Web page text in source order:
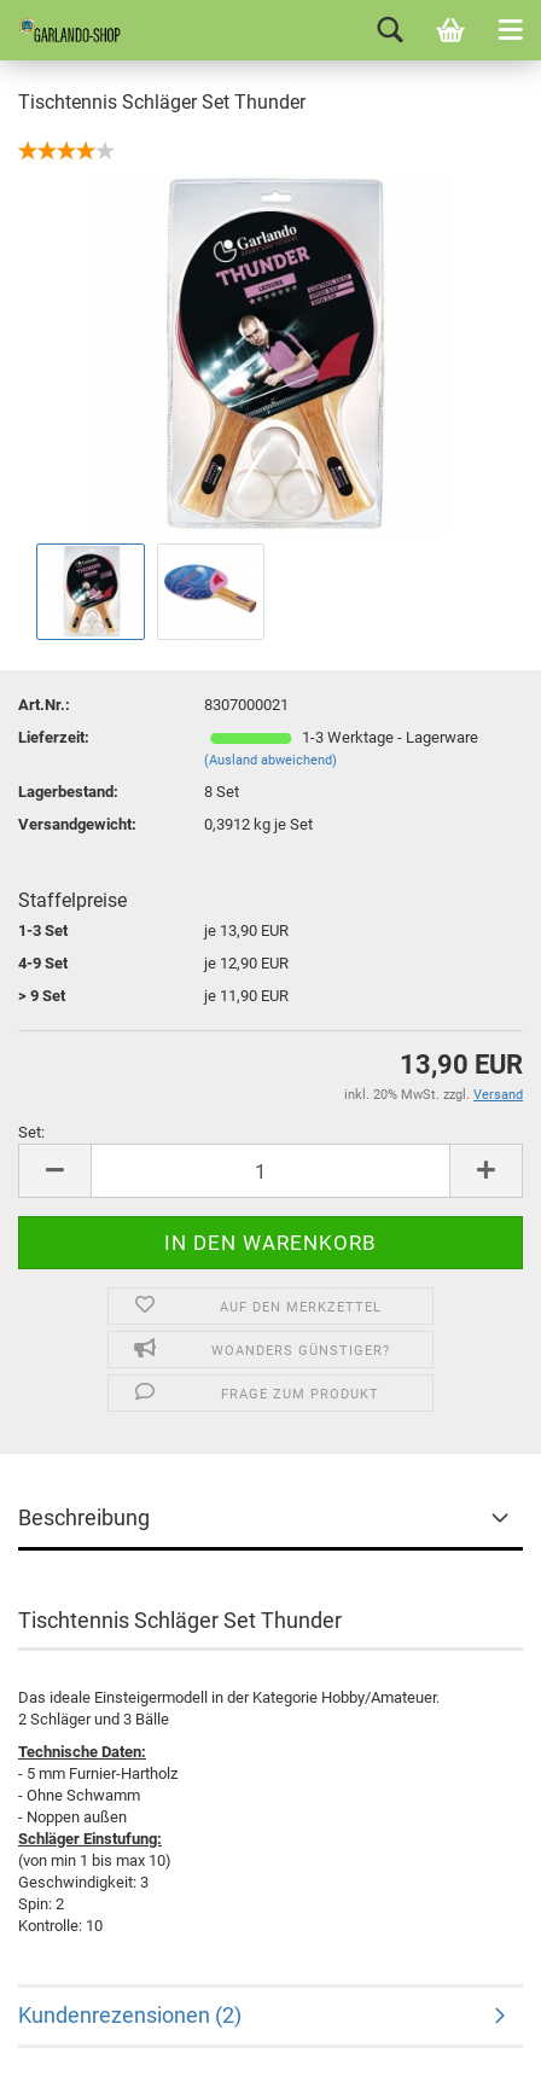
Tischtennis Schläger Set Thunder
Art.Nr.:
8307000021
Lieferzeit:
1-3 Werktage - Lagerware
(Ausland abweichend)
Lagerbestand: 8Set
Versandgewicht:
0,3912 kg je Set
Staffelpreise
1-3 Set
je 13,90 EUR
4-9 Set
je 12,90 EUR
> 9 Set
je 11,90 EUR
13,90 EUR
inkl. 20% MwSt. zzgl. Versand
Set:
AUF DEN MERKZETTEL
WOANDERS GÜNSTIGER?
FRAGE ZUM PRODUKT
Beschreibung
Tischtennis Schläger Set Thunder
Das ideale Einsteigermodell in der Kategorie Hobby/Amateuer.
2 Schläger und 3 Bälle
Technische Daten:
- 5 mm Furnier-Hartholz
- Ohne Schwamm
- Noppen außen
Schläger Einstufung:
(von min 1 bis max 10)
Geschwindigkeit: 3
Spin: 2
Kontrolle: 10
Kundenrezensionen (2)